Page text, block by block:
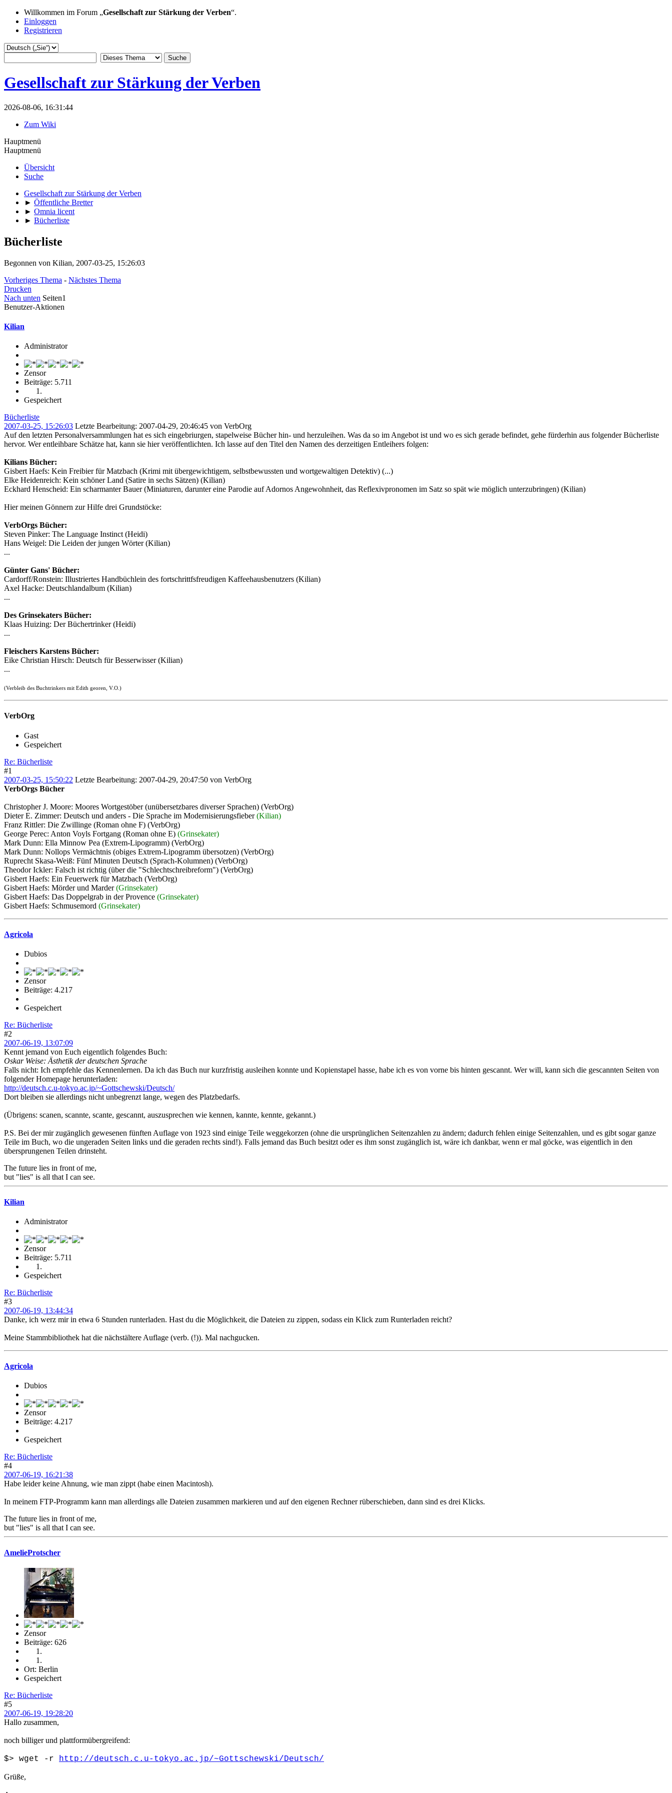
Willkommen im Forum „Gesellschaft zur Stärkung der Verben“.
Einloggen
Registrieren
Gesellschaft zur Stärkung der Verben
2026-08-06, 16:31:44
Zum Wiki
Hauptmenü
Hauptmenü
Übersicht
Suche
Gesellschaft zur Stärkung der Verben
► Öffentliche Bretter
► Omnia licent
► Bücherliste
Bücherliste
Begonnen von Kilian, 2007-03-25, 15:26:03
Vorheriges Thema - Nächstes Thema
Drucken
Nach unten Seiten1
Benutzer-Aktionen
Kilian
Administrator
Zensor
Beiträge: 5.711
Gespeichert
Bücherliste
2007-03-25, 15:26:03 Letzte Bearbeitung: 2007-04-29, 20:46:45 von VerbOrg
Auf den letzten Personalversammlungen hat es sich eingebriurgen, stapelweise Bücher hin- und herzuleihen. Was da so im Angebot ist und wo es sich gerade befindet, gehe fürderhin aus folgender Bücherliste
hervor. Wer entleihbare Schätze hat, kann sie hier veröffentlichten. Ich lasse auf den Titel den Namen des derzeitigen Entleihers folgen:
Kilians Bücher:
Gisbert Haefs: Kein Freibier für Matzbach (Krimi mit übergewichtigem, selbstbewussten und wortgewaltigen Detektiv) (...)
Elke Heidenreich: Kein schöner Land (Satire in sechs Sätzen) (Kilian)
Eckhard Henscheid: Ein scharmanter Bauer (Miniaturen, darunter eine Parodie auf Adornos Angewohnheit, das Reflexivpronomen im Satz so spät wie möglich unterzubringen) (Kilian)
Hier meinen Gönnern zur Hilfe drei Grundstöcke:
VerbOrgs Bücher:
Steven Pinker: The Language Instinct (Heidi)
Hans Weigel: Die Leiden der jungen Wörter (Kilian)
...
Günter Gans' Bücher:
Cardorff/Ronstein: Illustriertes Handbüchlein des fortschrittfsfreudigen Kaffeehausbenutzers (Kilian)
Axel Hacke: Deutschlandalbum (Kilian)
...
Des Grinsekaters Bücher:
Klaas Huizing: Der Büchertrinker (Heidi)
...
Fleischers Karstens Bücher:
Eike Christian Hirsch: Deutsch für Besserwisser (Kilian)
...
(Verbleib des Buchtrinkers mit Edith georen, V.O.)
VerbOrg
Gast
Gespeichert
Re: Bücherliste
#1
2007-03-25, 15:50:22 Letzte Bearbeitung: 2007-04-29, 20:47:50 von VerbOrg
VerbOrgs Bücher
Christopher J. Moore: Moores Wortgestöber (unübersetzbares diverser Sprachen) (VerbOrg)
Dieter E. Zimmer: Deutsch und anders - Die Sprache im Modernisierungsfieber(Kilian)
Franz Rittler: Die Zwillinge (Roman ohne F) (VerbOrg)
George Perec: Anton Voyls Fortgang (Roman ohne E) (Grinsekater)
Mark Dunn: Ella Minnow Pea (Extrem-Lipogramm) (VerbOrg)
Mark Dunn: Nollops Vermächtnis (obiges Extrem-Lipogramm übersotzen) (VerbOrg)
Ruprecht Skasa-Weiß: Fünf Minuten Deutsch (Sprach-Kolumnen) (VerbOrg)
Theodor Ickler: Falsch ist richtig (über die "Schlechtschreibreform") (VerbOrg)
Gisbert Haefs: Ein Feuerwerk für Matzbach (VerbOrg)
Gisbert Haefs: Mörder und Marder(Grinsekater)
Gisbert Haefs: Das Doppelgrab in der Provence (Grinsekater)
Gisbert Haefs: Schmusemord (Grinsekater)
Agricola
Dubios
Zensor
Beiträge: 4.217
Gespeichert
Re: Bücherliste
#2
2007-06-19, 13:07:09
Kennt jemand von Euch eigentlich folgendes Buch:
Oskar Weise: Ästhetik der deutschen Sprache
Falls nicht: Ich empfehle das Kennenlernen. Da ich das Buch nur kurzfristig ausleihen konnte und Kopienstapel hasse, habe ich es von vorne bis hinten gescannt. Wer will, kann sich die gescannten Seiten von
folgender Homepage herunterladen:
http://deutsch.c.u-tokyo.ac.jp/~Gottschewski/Deutsch/
Dort bleiben sie allerdings nicht unbegrenzt lange, wegen des Platzbedarfs.
(Übrigens: scanen, scannte, scante, gescannt, auszusprechen wie kennen, kannte, kennte, gekannt.)
P.S. Bei der mir zugänglich gewesenen fünften Auflage von 1923 sind einige Teile weggekorzen (ohne die ursprünglichen Seitenzahlen zu ändern; dadurch fehlen einige Seitenzahlen, und es gibt sogar ganze
Teile im Buch, wo die ungeraden Seiten links und die geraden rechts sind!). Falls jemand das Buch besitzt oder es ihm sonst zugänglich ist, wäre ich dankbar, wenn er mal göcke, was eigentlich in den
übersprungenen Teilen drinsteht.
The future lies in front of me,
but "lies" is all that I can see.
Kilian
Administrator
Zensor
Beiträge: 5.711
Gespeichert
Re: Bücherliste
#3
2007-06-19, 13:44:34
Danke, ich werz mir in etwa 6 Stunden runterladen. Hast du die Möglichkeit, die Dateien zu zippen, sodass ein Klick zum Runterladen reicht?
Meine Stammbibliothek hat die nächstältere Auflage (verb. (!)). Mal nachgucken.
Agricola
Dubios
Zensor
Beiträge: 4.217
Gespeichert
Re: Bücherliste
#4
2007-06-19, 16:21:38
Habe leider keine Ahnung, wie man zippt (habe einen Macintosh).
In meinem FTP-Programm kann man allerdings alle Dateien zusammen markieren und auf den eigenen Rechner rüberschieben, dann sind es drei Klicks.
The future lies in front of me,
but "lies" is all that I can see.
AmelieProtscher
Zensor
Beiträge: 626
Ort: Berlin
Gespeichert
Re: Bücherliste
#5
2007-06-19, 19:28:20
Hallo zusammen,
noch billiger und plattformübergreifend:
$> wget -r http://deutsch.c.u-tokyo.ac.jp/~Gottschewski/Deutsch/
Grüße,